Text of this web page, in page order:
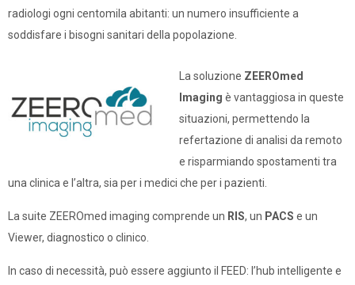
radiologi ogni centomila abitanti: un numero insufficiente a
soddisfare i bisogni sanitari della popolazione.
La soluzione ZEEROmed
Imaging è vantaggiosa in queste
situazioni, permettendo la
refertazione di analisi da remoto
e risparmiando spostamenti tra
una clinica e l’altra, sia per i medici che per i pazienti.
La suite ZEEROmed imaging comprende un RIS, un PACS e un
Viewer, diagnostico o clinico.
In caso di necessità, può essere aggiunto il FEED: l’hub intelligente e